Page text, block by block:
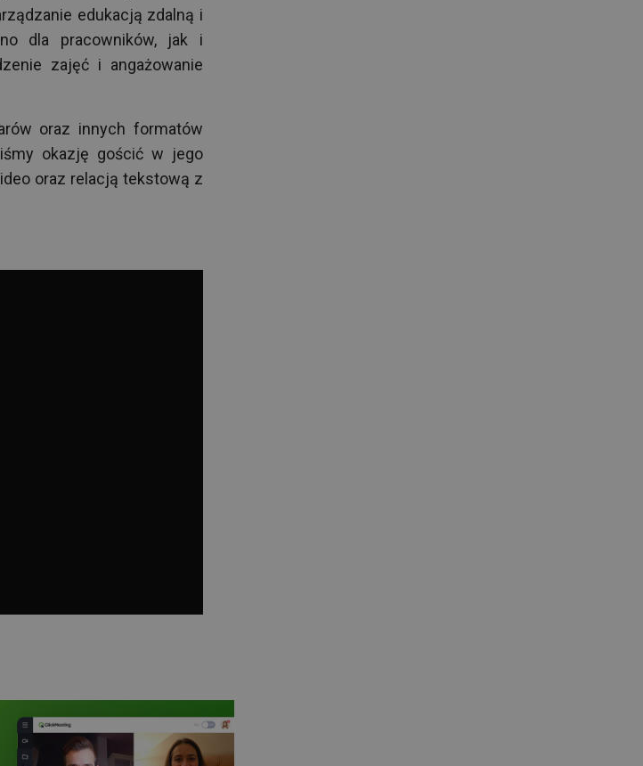
edukacją zdalną i
dla pracowników, jak i
zajęć i angażowanie
oraz innych formatów
okazję gościć w jego
oraz relacją tekstową z